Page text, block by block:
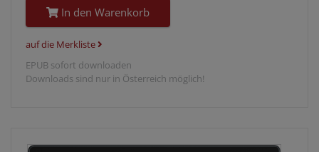
In den Warenkorb
auf die Merkliste
EPUB sofort downloaden
Downloads sind nur in Österreich möglich!